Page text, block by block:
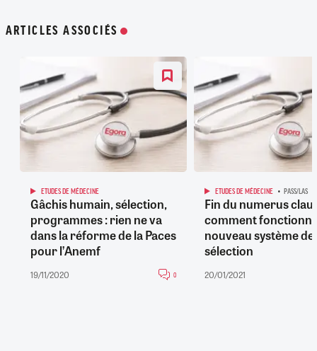
ARTICLES ASSOCIÉS
ETUDES DE MÉDECINE
Gâchis humain, sélection,
programmes : rien ne va
dans la réforme de la Paces
pour l’Anemf
19/11/2020 0
ETUDES DE MÉDECINE PASS/LAS
Fin du numerus
comment
nouveau système de
sélection
20/01/2021